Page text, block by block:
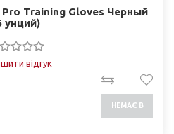
Training Gloves Черный
унций)
відгук
НЕМАЄ В